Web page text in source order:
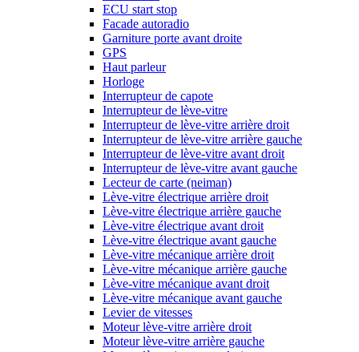
ECU start stop
Facade autoradio
Garniture porte avant droite
GPS
Haut parleur
Horloge
Interrupteur de capote
Interrupteur de lève-vitre
Interrupteur de lève-vitre arrière droit
Interrupteur de lève-vitre arrière gauche
Interrupteur de lève-vitre avant droit
Interrupteur de lève-vitre avant gauche
Lecteur de carte (neiman)
Lève-vitre électrique arrière droit
Lève-vitre électrique arrière gauche
Lève-vitre électrique avant droit
Lève-vitre électrique avant gauche
Lève-vitre mécanique arrière droit
Lève-vitre mécanique arrière gauche
Lève-vitre mécanique avant droit
Lève-vitre mécanique avant gauche
Levier de vitesses
Moteur lève-vitre arrière droit
Moteur lève-vitre arrière gauche